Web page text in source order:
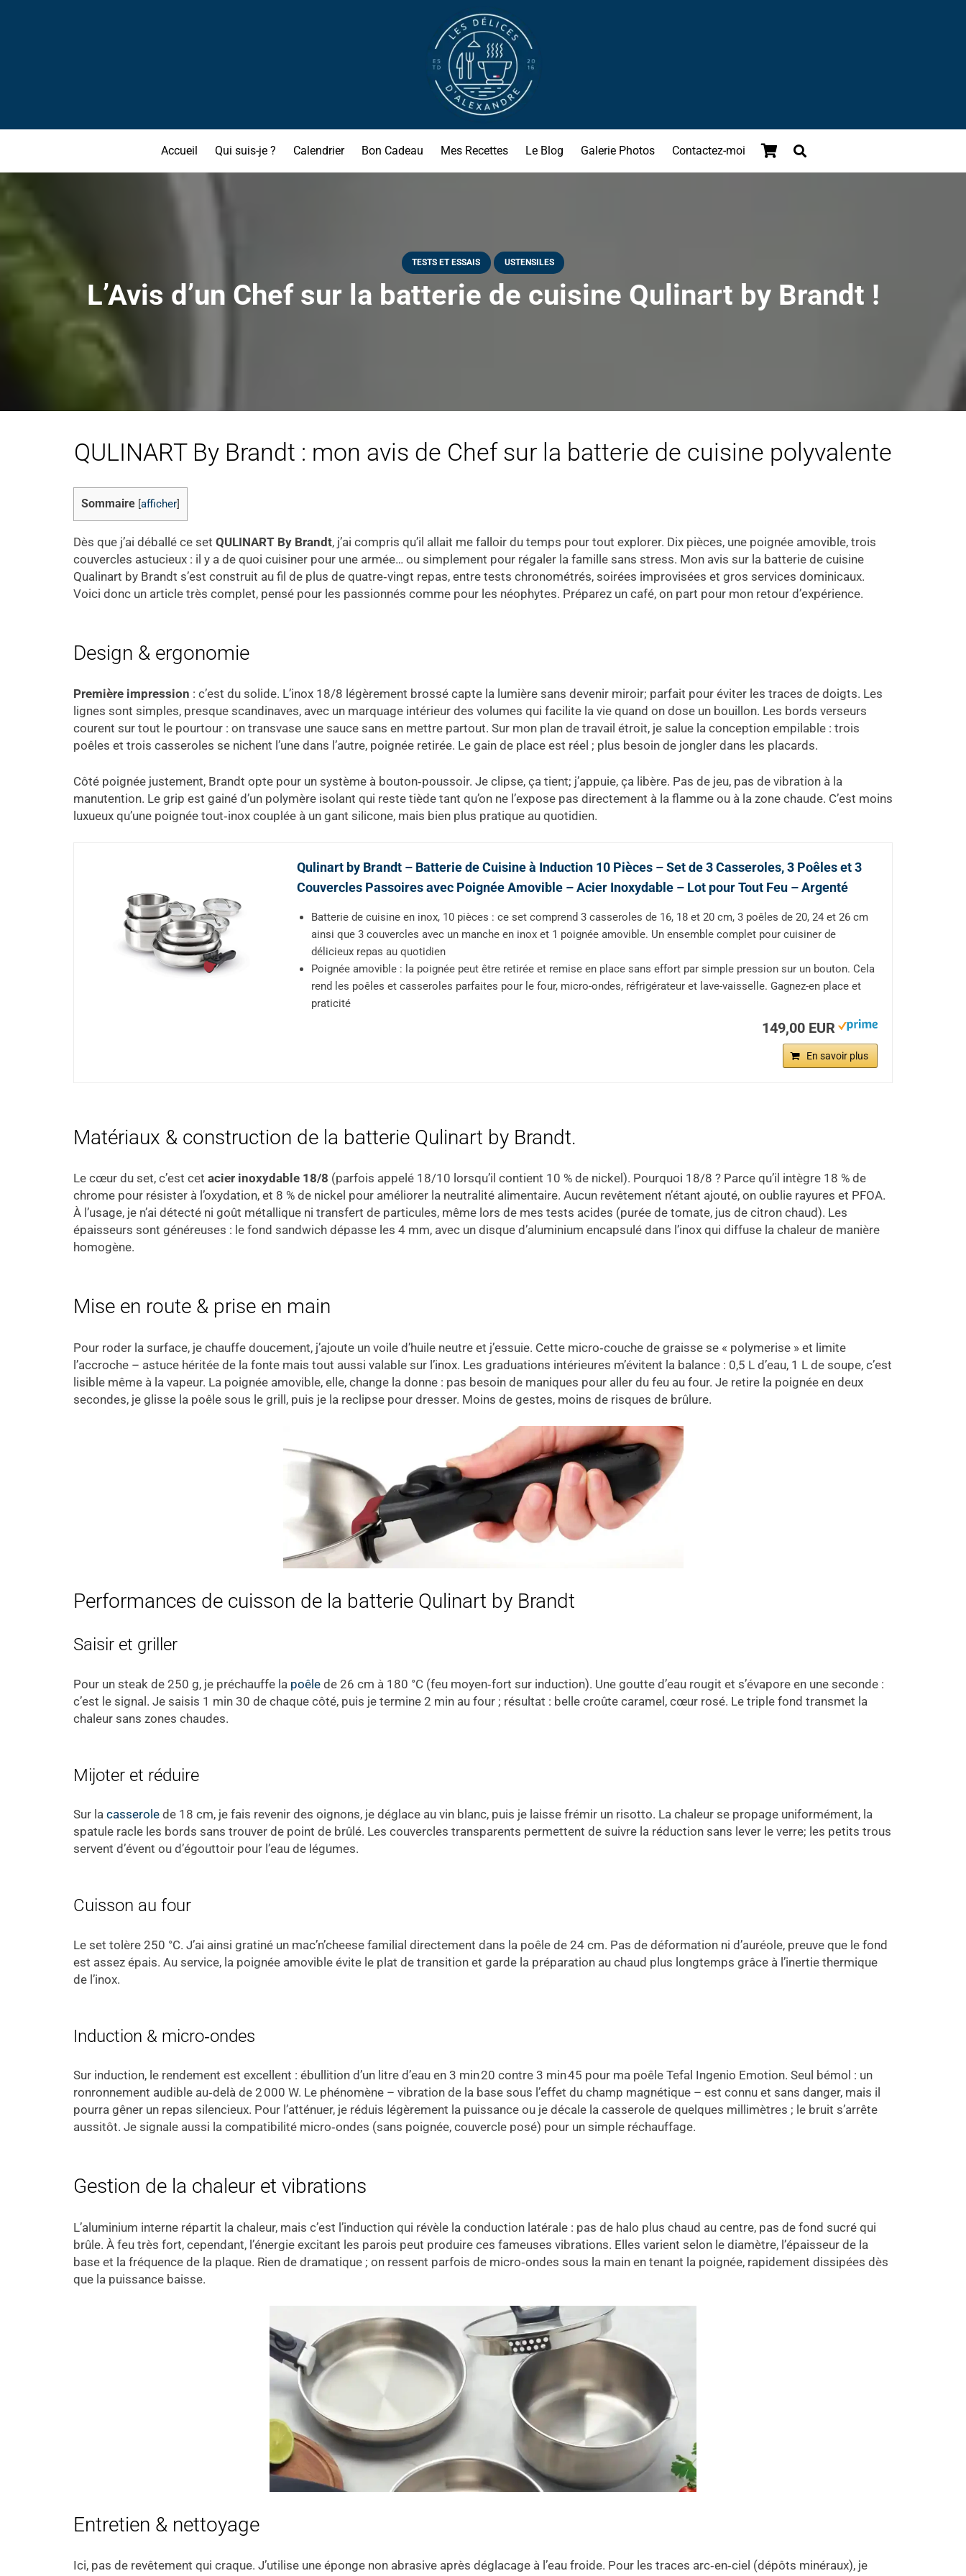
Accueil Qui suis-je ? Calendrier Bon Cadeau Mes Recettes Le Blog Galerie Photos Contactez-moi
TESTS ET ESSAIS USTENSILES
L’Avis d’un Chef sur la batterie de cuisine Qulinart by Brandt !
QULINART By Brandt : mon avis de Chef sur la batterie de cuisine polyvalente
Sommaire afficher
Dès que j’ai déballé ce set QULINART By Brandt, j’ai compris qu’il allait me falloir du temps pour tout explorer. Dix pièces, une poignée amovible, trois
couvercles astucieux : il y a de quoi cuisiner pour une armée… ou simplement pour régaler la famille sans stress. Mon avis sur la batterie de cuisine
Qualinart by Brandt s’est construit au fil de plus de quatre‑vingt repas, entre tests chronométrés, soirées improvisées et gros services dominicaux.
Voici donc un article très complet, pensé pour les passionnés comme pour les néophytes. Préparez un café, on part pour mon retour d’expérience.
Design & ergonomie
Première impression : c’est du solide. L’inox 18/8 légèrement brossé capte la lumière sans devenir miroir; parfait pour éviter les traces de doigts. Les
lignes sont simples, presque scandinaves, avec un marquage intérieur des volumes qui facilite la vie quand on dose un bouillon. Les bords verseurs
courent sur tout le pourtour : on transvase une sauce sans en mettre partout. Sur mon plan de travail étroit, je salue la conception empilable : trois
poêles et trois casseroles se nichent l’une dans l’autre, poignée retirée. Le gain de place est réel ; plus besoin de jongler dans les placards.
Côté poignée justement, Brandt opte pour un système à bouton‑poussoir. Je clipse, ça tient; j’appuie, ça libère. Pas de jeu, pas de vibration à la
manutention. Le grip est gainé d’un polymère isolant qui reste tiède tant qu’on ne l’expose pas directement à la flamme ou à la zone chaude. C’est moins
luxueux qu’une poignée tout‑inox couplée à un gant silicone, mais bien plus pratique au quotidien.
Qulinart by Brandt – Batterie de Cuisine à Induction 10 Pièces – Set de 3 Casseroles, 3 Poêles et 3
Couvercles Passoires avec Poignée Amovible – Acier Inoxydable – Lot pour Tout Feu – Argenté
Batterie de cuisine en inox, 10 pièces : ce set comprend 3 casseroles de 16, 18 et 20 cm, 3 poêles de 20, 24 et 26 cm
ainsi que 3 couvercles avec un manche en inox et 1 poignée amovible. Un ensemble complet pour cuisiner de
délicieux repas au quotidien
Poignée amovible : la poignée peut être retirée et remise en place sans effort par simple pression sur un bouton. Cela
rend les poêles et casseroles parfaites pour le four, micro-ondes, réfrigérateur et lave-vaisselle. Gagnez-en place et
praticité
149,00 EUR
En savoir plus
Matériaux & construction de la batterie Qulinart by Brandt.
Le cœur du set, c’est cet acier inoxydable 18/8 (parfois appelé 18/10 lorsqu’il contient 10 % de nickel). Pourquoi 18/8 ? Parce qu’il intègre 18 % de
chrome pour résister à l’oxydation, et 8 % de nickel pour améliorer la neutralité alimentaire. Aucun revêtement n’étant ajouté, on oublie rayures et PFOA.
À l’usage, je n’ai détecté ni goût métallique ni transfert de particules, même lors de mes tests acides (purée de tomate, jus de citron chaud). Les
épaisseurs sont généreuses : le fond sandwich dépasse les 4 mm, avec un disque d’aluminium encapsulé dans l’inox qui diffuse la chaleur de manière
homogène.
Mise en route & prise en main
Pour roder la surface, je chauffe doucement, j’ajoute un voile d’huile neutre et j’essuie. Cette micro‑couche de graisse se « polymerise » et limite
l’accroche – astuce héritée de la fonte mais tout aussi valable sur l’inox. Les graduations intérieures m’évitent la balance : 0,5 L d’eau, 1 L de soupe, c’est
lisible même à la vapeur. La poignée amovible, elle, change la donne : pas besoin de maniques pour aller du feu au four. Je retire la poignée en deux
secondes, je glisse la poêle sous le grill, puis je la reclipse pour dresser. Moins de gestes, moins de risques de brûlure.
Performances de cuisson de la batterie Qulinart by Brandt
Saisir et griller
Pour un steak de 250 g, je préchauffe la poêle de 26 cm à 180 °C (feu moyen‑fort sur induction). Une goutte d’eau rougit et s’évapore en une seconde :
c’est le signal. Je saisis 1 min 30 de chaque côté, puis je termine 2 min au four ; résultat : belle croûte caramel, cœur rosé. Le triple fond transmet la
chaleur sans zones chaudes.
Mijoter et réduire
Sur la casserole de 18 cm, je fais revenir des oignons, je déglace au vin blanc, puis je laisse frémir un risotto. La chaleur se propage uniformément, la
spatule racle les bords sans trouver de point de brûlé. Les couvercles transparents permettent de suivre la réduction sans lever le verre; les petits trous
servent d’évent ou d’égouttoir pour l’eau de légumes.
Cuisson au four
Le set tolère 250 °C. J’ai ainsi gratiné un mac’n’cheese familial directement dans la poêle de 24 cm. Pas de déformation ni d’auréole, preuve que le fond
est assez épais. Au service, la poignée amovible évite le plat de transition et garde la préparation au chaud plus longtemps grâce à l’inertie thermique
de l’inox.
Induction & micro‑ondes
Sur induction, le rendement est excellent : ébullition d’un litre d’eau en 3 min 20 contre 3 min 45 pour ma poêle Tefal Ingenio Emotion. Seul bémol : un
ronronnement audible au‑delà de 2 000 W. Le phénomène – vibration de la base sous l’effet du champ magnétique – est connu et sans danger, mais il
pourra gêner un repas silencieux. Pour l’atténuer, je réduis légèrement la puissance ou je décale la casserole de quelques millimètres ; le bruit s’arrête
aussitôt. Je signale aussi la compatibilité micro‑ondes (sans poignée, couvercle posé) pour un simple réchauffage.
Gestion de la chaleur et vibrations
L’aluminium interne répartit la chaleur, mais c’est l’induction qui révèle la conduction latérale : pas de halo plus chaud au centre, pas de fond sucré qui
brûle. À feu très fort, cependant, l’énergie excitant les parois peut produire ces fameuses vibrations. Elles varient selon le diamètre, l’épaisseur de la
base et la fréquence de la plaque. Rien de dramatique ; on ressent parfois de micro‑ondes sous la main en tenant la poignée, rapidement dissipées dès
que la puissance baisse.
Entretien & nettoyage
Ici, pas de revêtement qui craque. J’utilise une éponge non abrasive après déglacage à l’eau froide. Pour les traces arc‑en‑ciel (dépôts minéraux), je